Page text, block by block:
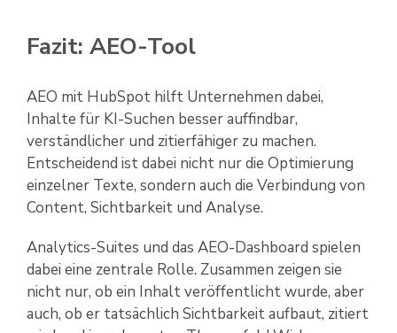
Fazit: AEO-Tool
AEO mit HubSpot hilft Unternehmen dabei,
Inhalte für KI-Suchen besser auffindbar,
verständlicher und zitierfähiger zu machen.
Entscheidend ist dabei nicht nur die Optimierung
einzelner Texte, sondern auch die Verbindung von
Content, Sichtbarkeit und Analyse.
Analytics-Suites und das AEO-Dashboard spielen
dabei eine zentrale Rolle. Zusammen zeigen sie
nicht nur, ob ein Inhalt veröffentlicht wurde, aber
auch, ob er tatsächlich Sichtbarkeit aufbaut, zitiert